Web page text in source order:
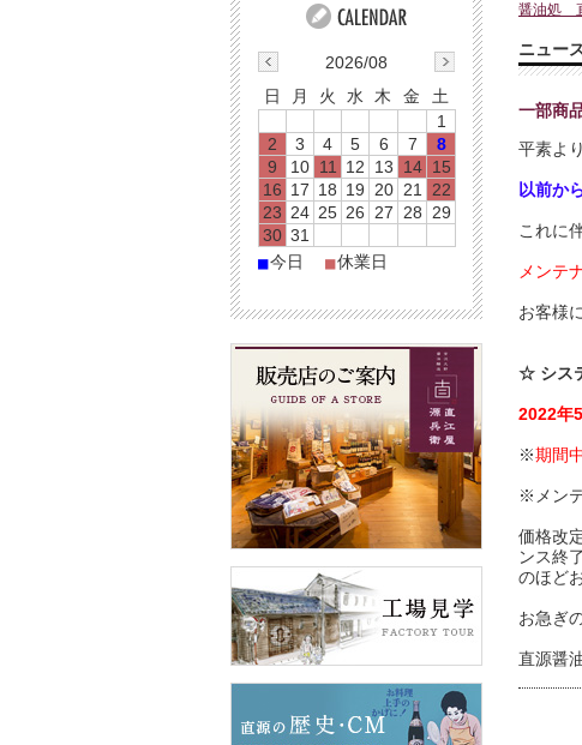
醤油処
ニュー
一部商
平素よ
以前か
これに
メンテ
お客様
☆ シス
2022年
※期間
※メン
価格改
ンス終
のほど
お急ぎ
直源醤
2026/08
日
月 火 水 木 金
土
1
2
3 4 5 6 7
8
9
10 11 12 13 14 15
16 17 18 19 20 21
22
23 24 25 26 27 28
29
30 31
■今日 ■休業日